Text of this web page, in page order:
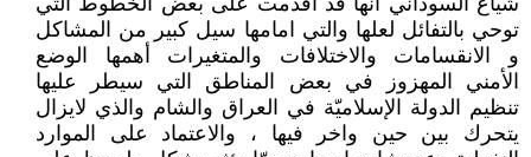
توحي بالتفائل لعلها والتي امامها سيل كبير من المشاكل
و الانقسامات والاختلافات والمتغيرات أهمها الوضع
الأمني المهزوز في بعض المناطق التي سيطر عليها
تنظيم الدولة الإسلاميّة في العراق والشام والذي لايزال
يتحرك بين حين واخر فيها ، والاعتماد على الموارد